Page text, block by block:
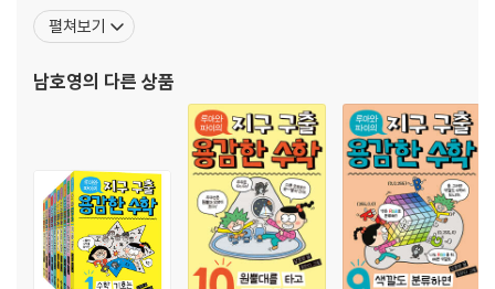
재밌다는 걸! 어떻게 그런 일이 벌어졌나 궁금하겠지만 루아도 귀야도 설
명하기는 어렵다. 그냥 벌어진 일이라!
있고 심지어 우주에도 패턴이 있다는 것을, 그리고 수학은 그 패턴을 뽑아
내서 우리에게 알려 준다는 것을! 5권에서는 말도 안 되는 말인데 반박할
수 없다면 거기서 새로운 수학이 시작된다는 것을 알게 될 것이다. 참과 거
짓, 무한이 얽힌 새로운 수학을 만나 보자.
루아는 어린이 독자들을 자신의 모험에 함께하자고 초대한다. 수학이 어려
운 아이도, 수학이 지겨운 아이도, 수학이라면 진절머리가 나는 아이도 다
괜찮다. 시작은 호기심, 그다음엔 용기만 있으면 된다. 루아와 귀야, 그리고
우주 소년 파이처럼 우주의 기본 원리인 수학을 엉덩이에 깔고 지구를 탐
학창의재단 우수과학도서), 『수학 끼고 가는 서울1』과 과학혁명을 소
재로 하여 근대과학이 유럽의 힘으로만 이루어지지 않았음을 정교하
원 2020 출판콘텐츠 창작 지원 사업 선정작) 등이 있
펼쳐보기
남호영의 다른 상품